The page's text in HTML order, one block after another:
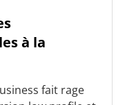
à la
fait rage